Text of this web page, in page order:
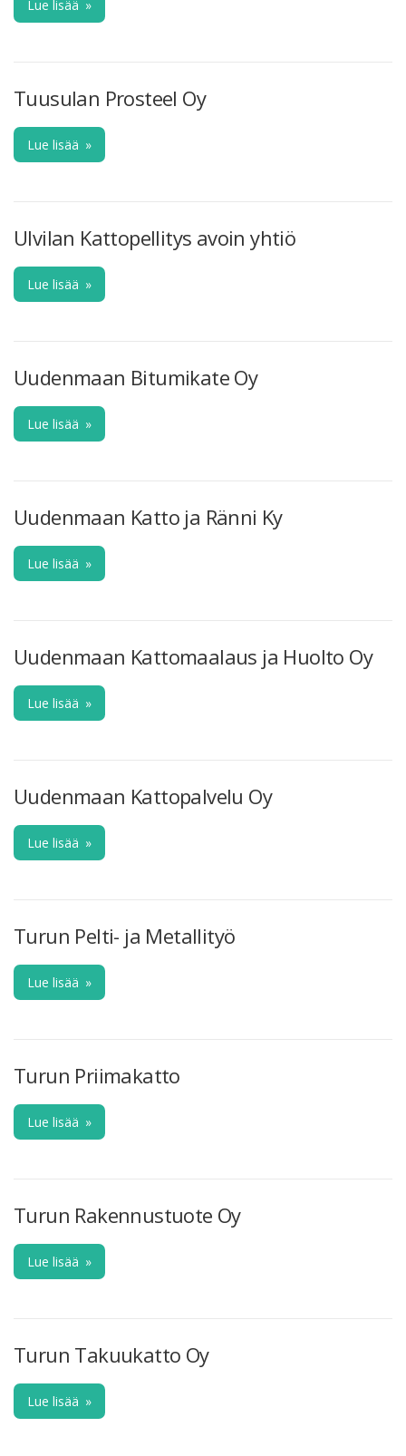
Lue lisää »
Tuusulan Prosteel Oy
Lue lisää »
Ulvilan Kattopellitys avoin yhtiö
Lue lisää »
Uudenmaan Bitumikate Oy
Lue lisää »
Uudenmaan Katto ja Ränni Ky
Lue lisää »
Uudenmaan Kattomaalaus ja Huolto Oy
Lue lisää »
Uudenmaan Kattopalvelu Oy
Lue lisää »
Turun Pelti- ja Metallityö
Lue lisää »
Turun Priimakatto
Lue lisää »
Turun Rakennustuote Oy
Lue lisää »
Turun Takuukatto Oy
Lue lisää »